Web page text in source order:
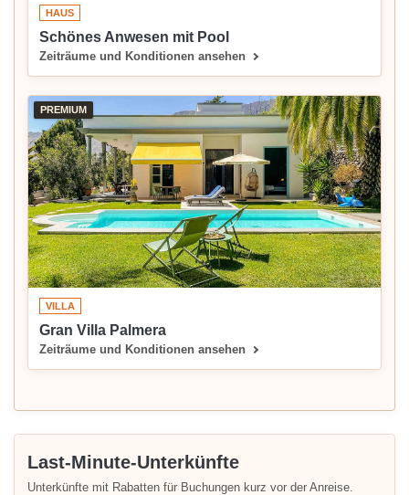
HAUS
Schönes Anwesen mit Pool
Zeiträume und Konditionen ansehen
PREMIUM
VILLA
Gran Villa Palmera
Zeiträume und Konditionen ansehen
Last-Minute-Unterkünfte
Unterkünfte mit Rabatten für Buchungen kurz vor der Anreise.